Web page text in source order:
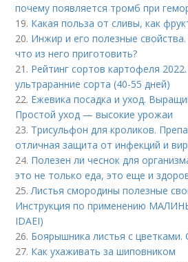
почему появляется тромб при
19. Какая польза от сливы, как
20. Инжир и его полезные
что из него приготовить?
21. Рейтинг сортов картофеля
ультраранние сорта (40-55 дней)
22. Ежевика посадка и уход.
Простой уход — высокие урожаи
23. Трисульфон для кроликов.
отличная защита от инфекций и
24. Полезен ли чеснок для
это не только еда, это еще и
25. Листья смородины полезные
Инструкция по применению
IDAEI)
26. Боярышника листья с
27. Как ухаживать за шиповником